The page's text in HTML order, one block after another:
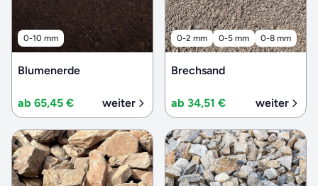
0-10 mm
Blumenerde
ab 65,45 € weiter
0-2 mm 0-5 mm 0-8 mm
Brechsand
ab 34,51 € weiter